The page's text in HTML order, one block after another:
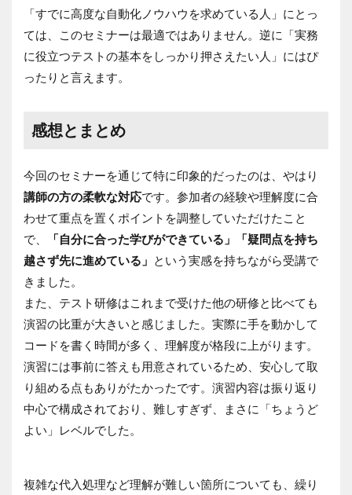
「すでに高度な自動化ノウハウを求めている人」にとっ
ては、このセミナーは最適ではありません。逆に「実務
に役立つテストの基本をしっかり押さえたい人」にはぴ
ったりと言えます。
感想とまとめ
今回のセミナーを通じて特に印象的だったのは、やはり
講師の方の柔軟な対応です。参加者の経験や理解度に合
わせて重点を置くポイントを調整していただけたこと
で、
「自分に合った学びができている」「疑問点を持ち
越さず先に進めている」 という実感を持ちながら受講で
きました。
また、テスト研修はこれまで受けた他の研修と比べても
演習の比重が大きいと感じました。実際に手を動かして
コードを書く時間が多く、理解度が格段に上がります。
演習には事前に答えも用意されているため、安心して取
り組める点もありがたかったです。演習内容は振り返り
中心で構成されており、難しすぎず、まさに「ちょうど
よい」レベルでした。
複雑な代入処理など理解が難しい箇所についても、繰り